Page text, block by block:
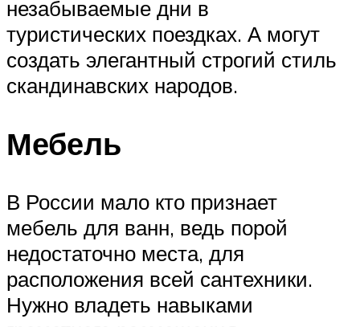
незабываемые дни в
туристических поездках. А могут
создать элегантный строгий стиль
скандинавских народов.
Мебель
В России мало кто признает
мебель для ванн, ведь порой
недостаточно места, для
расположения всей сантехники.
Нужно владеть навыками